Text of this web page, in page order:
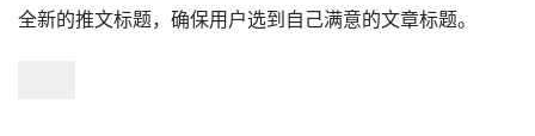
全新的推文标题，确保用户选到自己满意的文章标题。